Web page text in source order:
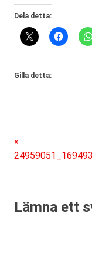
Dela detta:
Gilla detta:
inlägg:
Lämna ett